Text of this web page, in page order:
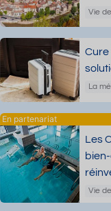
Vie
Cure
La
Les
Vie